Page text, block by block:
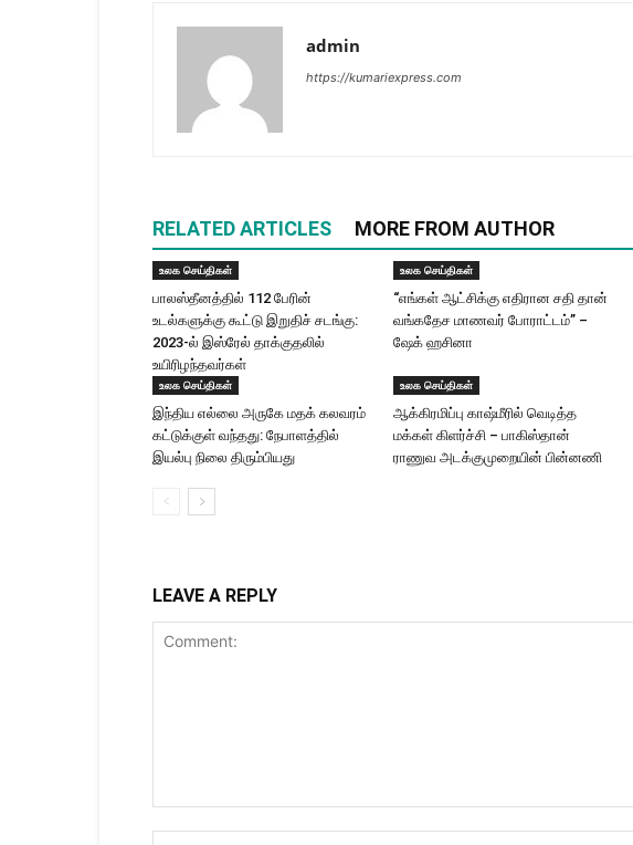
admin
https://kumariexpress.com
RELATED ARTICLES MORE FROM AUTHOR
உலக செய்திகள்
பாலஸ்தீனத்தில் 112 பேரின்
உடல்களுக்கு கூட்டு இறுதிச் சடங்கு:
2023-ல் இஸ்ரேல் தாக்குதலில்
உயிரிழந்தவர்கள்
உலக செய்திகள்
“எங்கள் ஆட்சிக்கு எதிரான சதி தான்
வங்கதேச மாணவர் போராட்டம்” –
ஷேக் ஹசினா
உலக செய்திகள்
இந்திய எல்லை அருகே மதக் கலவரம்
கட்டுக்குள் வந்தது: நேபாளத்தில்
இயல்பு நிலை திரும்பியது
உலக செய்திகள்
ஆக்கிரமிப்பு காஷ்மீரில் வெடித்த
மக்கள் கிளர்ச்சி – பாகிஸ்தான்
ராணுவ அடக்குமுறையின் பின்னணி
LEAVE A REPLY